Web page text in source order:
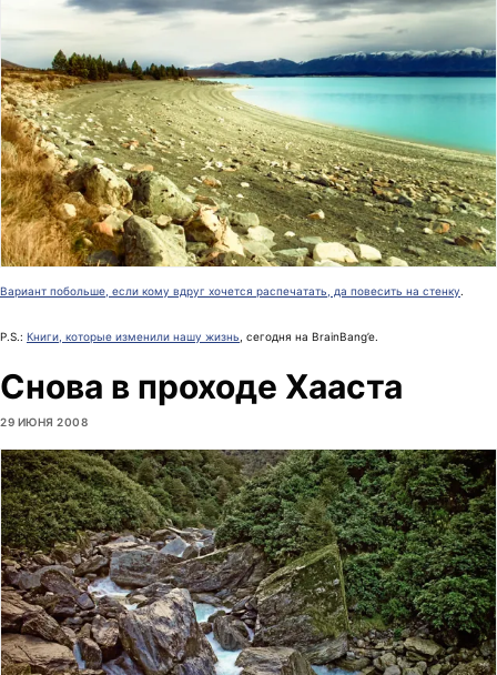
Вариант побольше, если кому вдруг хочется распечатать, да повесить на стенку.
P.S.: Книги, которые изменили нашу жизнь, сегодня на BrainBang’e.
Снова в проходе Хааста
29 ИЮНЯ 2008